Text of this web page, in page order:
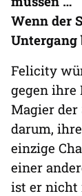
Wenn der
Untergang
Felicity
gegen ihre
Magier der
darum,
einzige
einer
ist er nicht